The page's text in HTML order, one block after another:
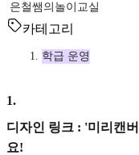
은철쌤의놀이교실
카테고리
학급 운영
1.
디자인 링크 : '미리캔
요!